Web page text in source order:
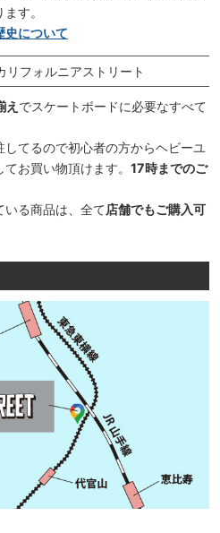
す。
史について
リフォルニアストリート
でスケートボードに必要なすべて
てるので初心者の方からヘビーユ
お買い物頂けます。 17時までのご
いる商品は、全て店舗でもご購入可